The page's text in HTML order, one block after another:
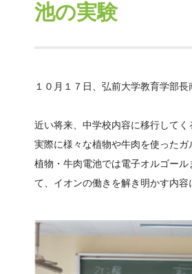
池の実験
１０月１７日、弘前大学教育学部
近い将来、中学校内容に移行して
実際に様々な植物や牛肉を使った
植物・牛肉電池では電子オルゴー
て、イオンの働きを解き明かす内容